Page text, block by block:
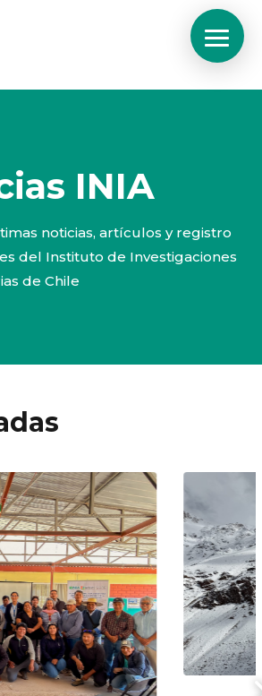
INIA
noticias, artículos y registro
del Instituto de Investigaciones
de Chile